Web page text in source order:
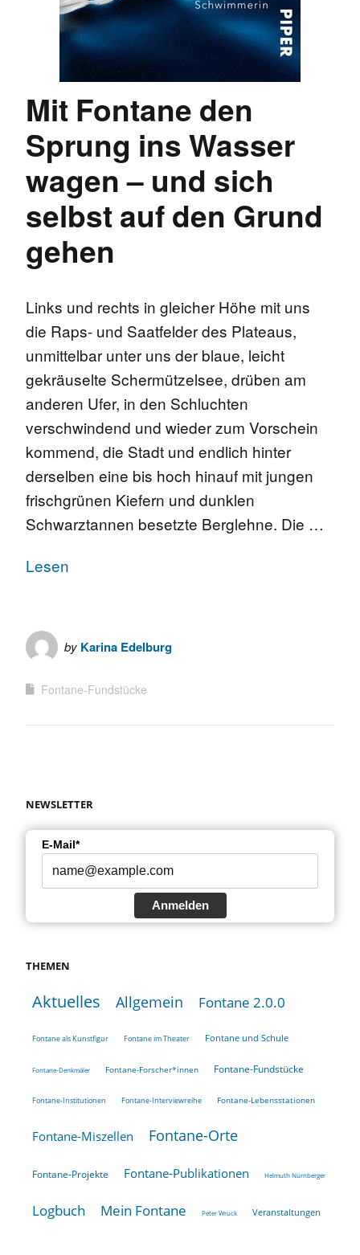
Mit Fontane den
Sprung ins Wasser
wagen – und sich
selbst auf den Grund
gehen
Links und rechts in gleicher Höhe mit uns
die Raps- und Saatfelder des Plateaus,
unmittelbar unter uns der blaue, leicht
gekräuselte Schermützelsee, drüben am
anderen Ufer, in den Schluchten
verschwindend und wieder zum Vorschein
kommend, die Stadt und endlich hinter
derselben eine bis hoch hinauf mit jungen
frischgrünen Kiefern und dunklen
Schwarztannen besetzte Berglehne. Die …
Lesen
by Karina Edelburg
Fontane-Fundstücke
NEWSLETTER
E-Mail*
Anmelden
THEMEN
Aktuelles Allgemein Fontane 2.0.0
Fontane als Kunstfigur Fontane im Theater Fontane und Schule
Fontane-Denkmäler Fontane-Forscher*innen Fontane-Fundstücke
Fontane-Institutionen Fontane-Interviewreihe Fontane-Lebensstationen
Fontane-Miszellen Fontane-Orte
Fontane-Projekte Fontane-Publikationen Helmuth Nürnberger
Logbuch Mein Fontane Peter Wruck Veranstaltungen